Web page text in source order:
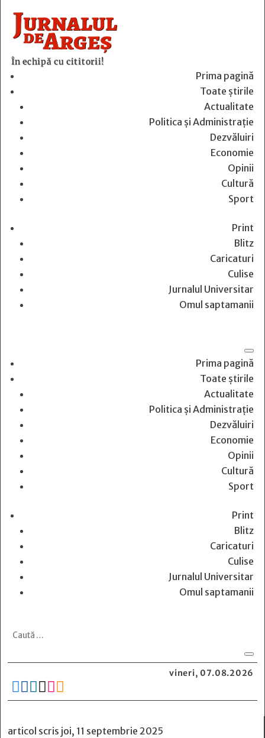
În echipă cu cititorii!
Prima pagină
Toate știrile
Actualitate
Politica și Administrație
Dezvăluiri
Economie
Opinii
Cultură
Sport
Print
Blitz
Caricaturi
Culise
Jurnalul Universitar
Omul saptamanii
Prima pagină
Toate știrile
Actualitate
Politica și Administrație
Dezvăluiri
Economie
Opinii
Cultură
Sport
Print
Blitz
Caricaturi
Culise
Jurnalul Universitar
Omul saptamanii
vineri, 07.08.2026
     
articol scris joi, 11 septembrie 2025